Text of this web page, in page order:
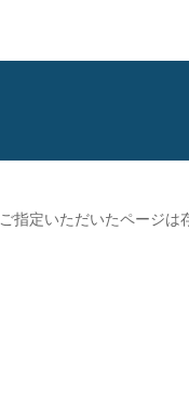
ご指定いただいたページは